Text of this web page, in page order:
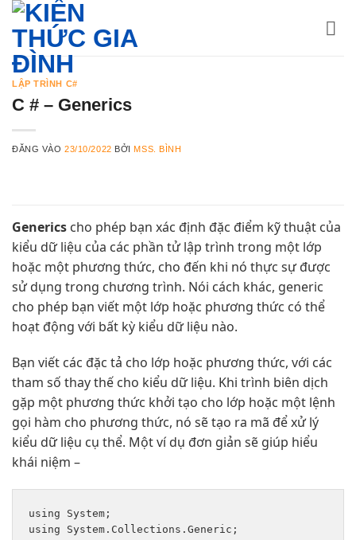
Bỏ
qua
dung
LẬP TRÌNH C#
C # – Generics
ĐĂNG VÀO23/10/2022 BỞIMSS. BÌNH
Generics cho phép bạn xác định đặc điểm kỹ thuật của
kiểu dữ liệu của các phần tử lập trình trong một lớp
hoặc một phương thức, cho đến khi nó thực sự được
sử dụng trong chương trình. Nói cách khác, generic
cho phép bạn viết một lớp hoặc phương thức có thể
hoạt động với bất kỳ kiểu dữ liệu nào.
Bạn viết các đặc tả cho lớp hoặc phương thức, với các
tham số thay thế cho kiểu dữ liệu. Khi trình biên dịch
gặp một phương thức khởi tạo cho lớp hoặc một lệnh
gọi hàm cho phương thức, nó sẽ tạo ra mã để xử lý
kiểu dữ liệu cụ thể. Một ví dụ đơn giản sẽ giúp hiểu
khái niệm –
using System;
using System.Collections.Generic;